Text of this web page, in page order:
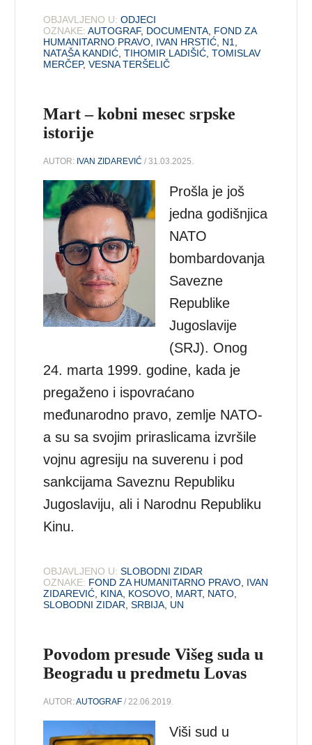
OBJAVLJENO U: ODJECI
OZNAKE: AUTOGRAF, DOCUMENTA FOND ZA
HUMANITARNO PRAVO IVAN HRSTIĆ N1
NATAŠA KANDIĆ ,TIHOMIR LADIŠIĆ ,TOMISLAV
MERČEP,VESNA TERŠELIČ
Mart – kobni mesec srpske
istorije
AUTOR: IVAN ZIDAREVIĆ / 31.03.2025.
Prošla je još
jedna godišnjica
NATO
bombardovanja
Savezne
Republike
Jugoslavije
(SRJ). Onog
24. marta 1999. godine, kada je
pregaženo i ispovraćano
međunarodno pravo, zemlje NATO-
a su sa svojim priraslicama izvršile
vojnu agresiju na suverenu i pod
sankcijama Saveznu Republiku
Jugoslaviju, ali i Narodnu Republiku
Kinu.
OBJAVLJENO U: SLOBODNI ZIDAR
OZNAKE: FOND ZA HUMANITARNO PRAVO IVAN
ZIDAREVIĆ KINA KOSOVO MART, NATO
SLOBODNI ZIDAR ,SRBIJA UN
Povodom presude Višeg suda u
Beogradu u predmetu Lovas
AUTOR:AUTOGRAF / 22.06.2019.
Viši sud u